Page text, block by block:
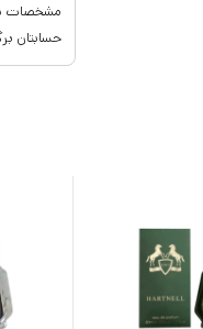
مشخصات
حسابتان